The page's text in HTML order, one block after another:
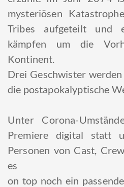
mysteriösen
Tribes aufgeteilt und
kämpfen um die
Kontinent.
Drei Geschwister
die postapokalyptische
Unter Corona-
Premiere digital statt
Personen von Cast,
es
on top noch ein